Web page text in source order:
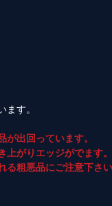
す。
出回っています。
がりエッジがでます。
粗悪品にご注意下さい